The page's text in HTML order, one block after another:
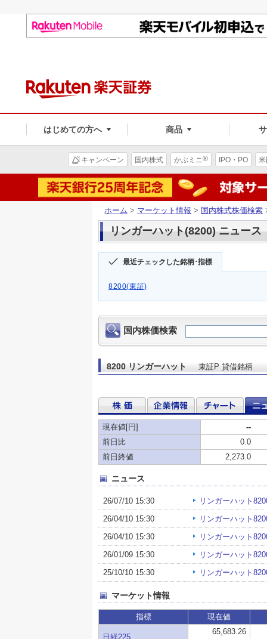
はじめての方へ 商品
キャンペーン 国内株式 かぶミニ® IPO・PO
ホーム > マーケット情報 > 国内株式株価検索
リンガーハット(8200) ニュース
最近チェックした銘柄･指標
8200(東証)